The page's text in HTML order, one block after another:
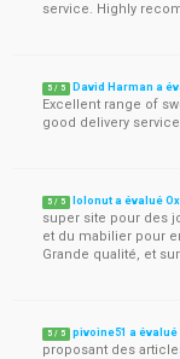
service. Highly
5 / 5 David Harman a
Excellent range of
good delivery
5 / 5 lolonut a évalué
super site pour des
et du mabilier pour
Grande qualité, et
5 / 5 pivoine51 a évalué
proposant des